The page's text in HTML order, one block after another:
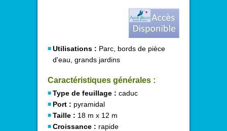
Utilisations : Parc, bords de pièce
d'eau, grands jardins
Caractéristiques générales :
Type de feuillage : caduc
Port : pyramidal
Taille : 18 m x 12 m
Croissance : rapide